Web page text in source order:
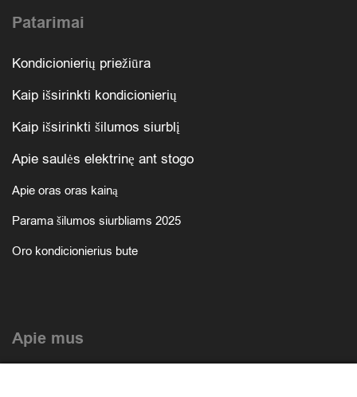
Patarimai
Kondicionierių priežiūra
Kaip išsirinkti kondicionierių
Kaip išsirinkti šilumos siurblį
Apie saulės elektrinę ant stogo
Apie oras oras kainą
Parama šilumos siurbliams 2025
Oro kondicionierius bute
Apie mus